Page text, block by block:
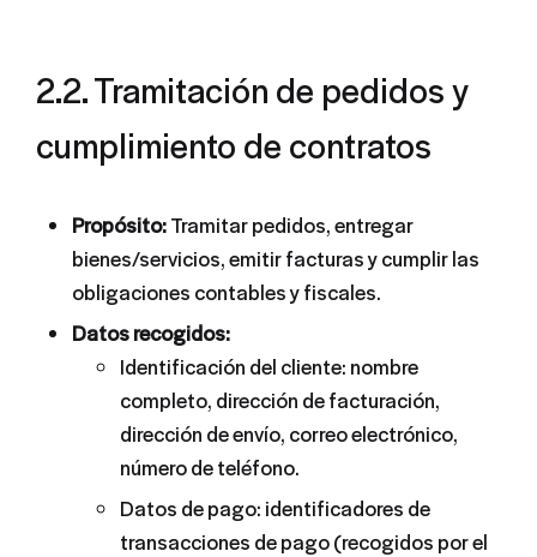
2.2. Tramitación de pedidos y
cumplimiento de contratos
Propósito:Tramitar pedidos, entregar
bienes/servicios, emitir facturas y cumplir las
obligaciones contables y fiscales.
Datos recogidos:
Identificación del cliente: nombre
completo, dirección de facturación,
dirección de envío, correo electrónico,
número de teléfono.
Datos de pago: identificadores de
transacciones de pago (recogidos por el